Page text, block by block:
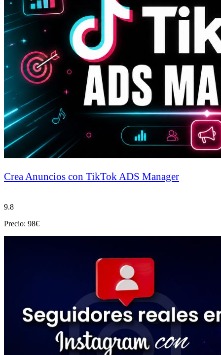
Crea Anuncios con TikTok ADS Manager
9.8
Precio: 98€